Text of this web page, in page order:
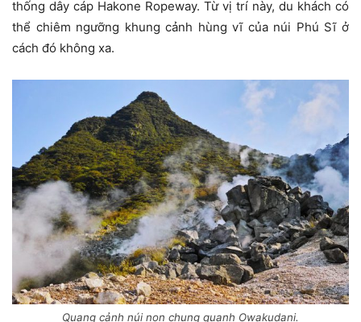
thống dây cáp Hakone Ropeway. Từ vị trí này, du khách có
thể chiêm ngưỡng khung cảnh hùng vĩ của núi Phú Sĩ ở
cách đó không xa.
Quang cảnh núi non chung quanh Owakudani.